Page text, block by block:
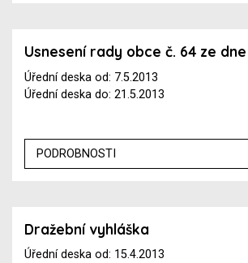
Usnesení rady obce č. 64 ze dne
Úřední deska od: 7.5.2013
Úřední deska do: 21.5.2013
PODROBNOSTI
Dražební vyhláška
Úřední deska od: 15.4.2013